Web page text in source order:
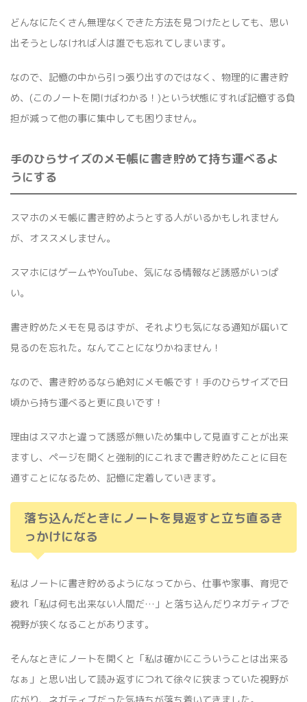
どんなにたくさん無理なくできた方法を見つけたとしても、思い
出そうとしなければ人は誰でも忘れてしまいます。
なので、記憶の中から引っ張り出すのではなく、物理的に書き貯
め、(このノートを開けばわかる！)という状態にすれば記憶する負
担が減って他の事に集中しても困りません。
手のひらサイズのメモ帳に書き貯めて持ち運べるよ
うにする
スマホのメモ帳に書き貯めようとする人がいるかもしれません
が、オススメしません。
スマホにはゲームやYouTube、気になる情報など誘惑がいっぱ
い。
書き貯めたメモを見るはずが、それよりも気になる通知が届いて
見るのを忘れた。なんてことになりかねません！
なので、書き貯めるなら絶対にメモ帳です！手のひらサイズで日
頃から持ち運べると更に良いです！
理由はスマホと違って誘惑が無いため集中して見直すことが出来
ますし、ページを開くと強制的にこれまで書き貯めたことに目を
通すことになるため、記憶に定着していきます。
落ち込んだときにノートを見返すと立ち直るき
っかけになる
私はノートに書き貯めるようになってから、仕事や家事、育児で
疲れ「私は何も出来ない人間だ…」と落ち込んだりネガティブで
視野が狭くなることがあります。
そんなときにノートを開くと「私は確かにこういうことは出来る
なぁ」と思い出して読み返すにつれて徐々に狭まっていた視野が